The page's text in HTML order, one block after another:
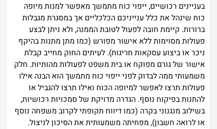
בעניינים רכושיים, ייפוי כוח מתמשך מאפשר למנות מיופה
כוח שינהל את כלל ענייניכם הכלכליים אך במסגרת מגבלות
ברורות. קיימת חובה לפעול לטובת הממנה, ולא ניתן לבצע
פעולות מסוימות ללא אישור מפורש (כמו מתן מתנות בהיקף
ניכר או ביצוע עסקאות חריגות). לעיתים החוק מחייב קבלת
אישור של גורם מפוקח או בית משפט לפעולות מהותיות. חלק
משמעותי ממה לבדוק לפני ייפוי כוח מתמשך הוא הבנה אילו
פעולות תרצו לאפשר למיופה הכוח ואילו תרצו להגביל או
להתנות בפיקוח נוסף. הגדרה מדויקת של סמכויות רכושיות,
בשילוב מנגנוני בקרה (כמו דיווח תקופתי לקרוב משפחה נוסף
או לרואה חשבון), מפחיתה משמעותית את הסיכון לניצול.